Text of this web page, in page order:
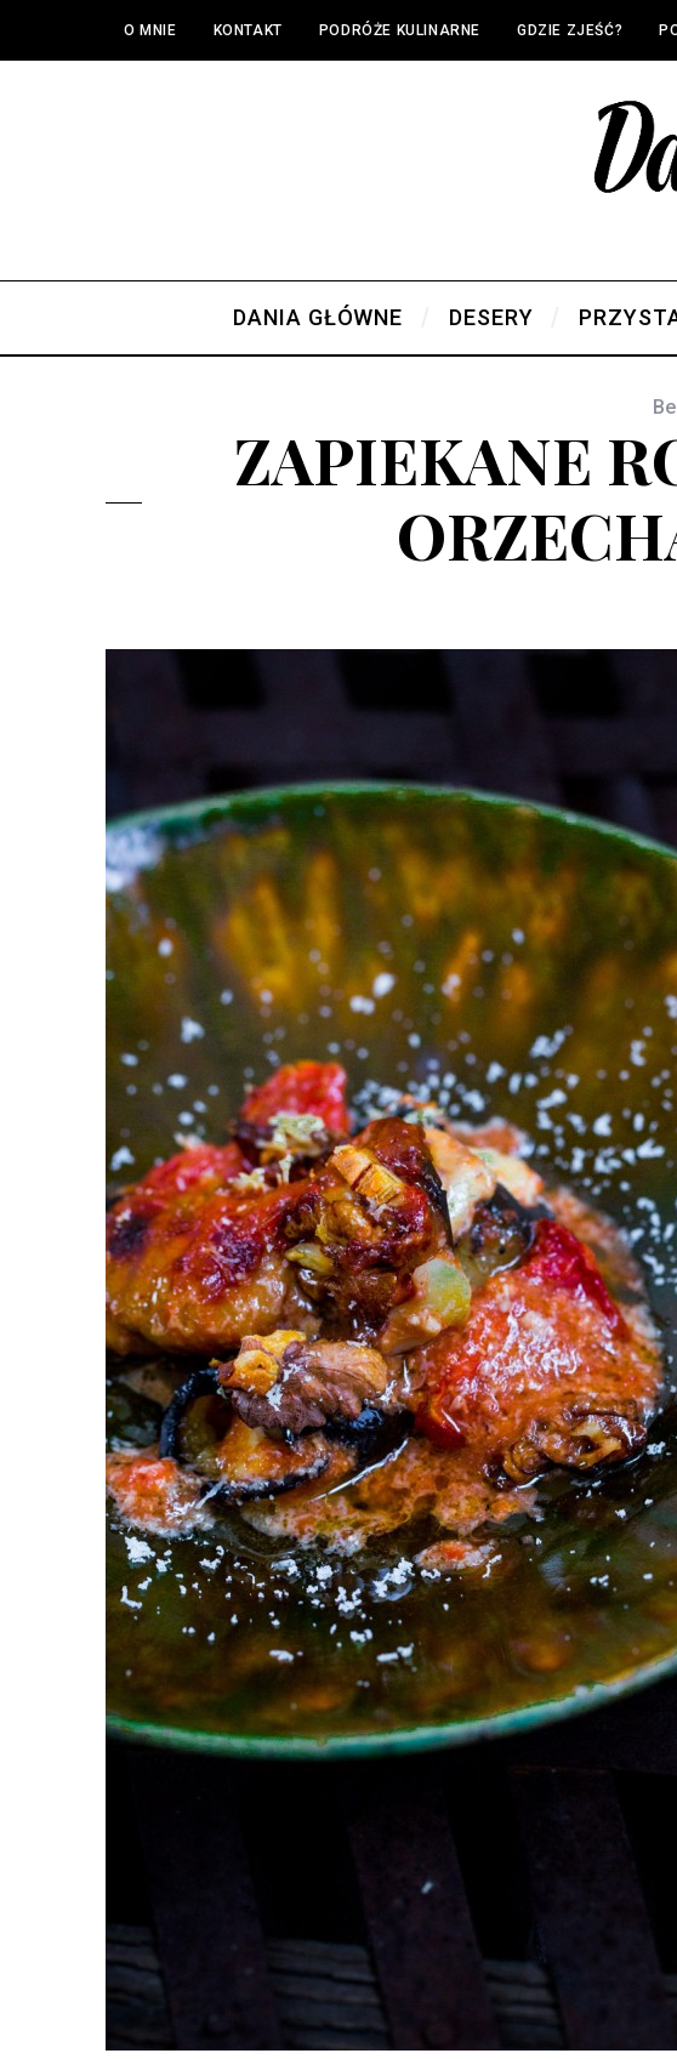
O MNIE KONTAKT PODRÓŻE KULINARNE GDZIE ZJEŚĆ?
DANIA GŁÓWNE DESERY
ZAPIEKANE